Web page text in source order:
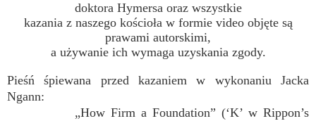
doktora Hymersa oraz wszystkie
kazania z naszego kościoła w formie video objęte są
prawami autorskimi,
a używanie ich wymaga uzyskania zgody.
Pieśń śpiewana przed kazaniem w wykonaniu Jacka
Ngann:
„How Firm a Foundation” (‘K’ w Rippon’s